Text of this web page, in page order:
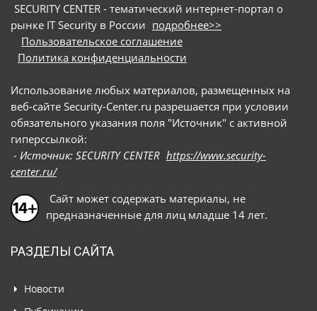
SECURITY CENTER - тематический интернет-портал о
рынке IT Security в России подробнее>>
Пользовательское соглашение
Политика конфиденциальности
Использование любых материалов, размещенных на
веб-сайте Security-Center.ru разрешается при условии
обязательного указания поля "Источник" с активной
гиперссылкой:
- Источник: SECURITY CENTER https://www.security-
center.ru/
Сайт может содержать материалы, не
предназначенные для лиц младше 14 лет.
РАЗДЕЛЫ САЙТА
Новости